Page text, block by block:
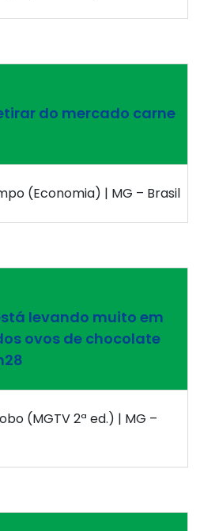
do mercado carne
(Economia) | MG – Brasil
levando muito em
ovos de chocolate
(MGTV 2ª ed.) | MG –